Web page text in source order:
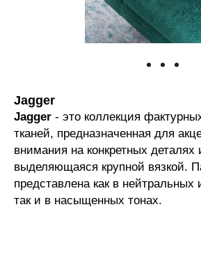
Jagger
Jagger - это коллекция
тканей, предназначенная для
внимания на конкретных деталях
выделяющаяся крупной вязкой.
представлена как в нейтральных
так и в насыщенных тонах.